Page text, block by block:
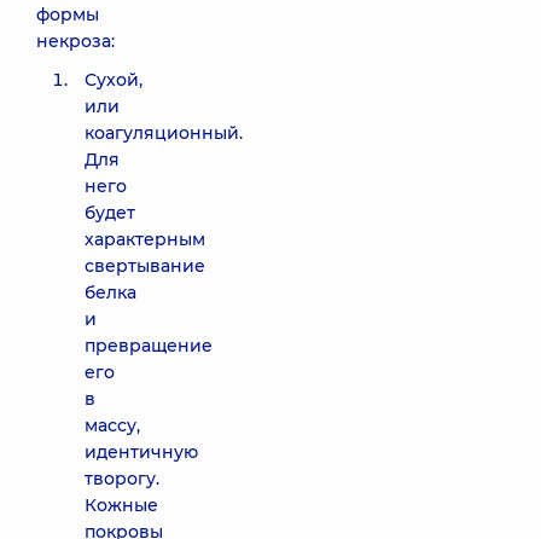
формы
некроза:
Сухой,
или
коагуляционный.
Для
него
будет
характерным
свертывание
белка
и
превращение
его
в
массу,
идентичную
творогу.
Кожные
покровы